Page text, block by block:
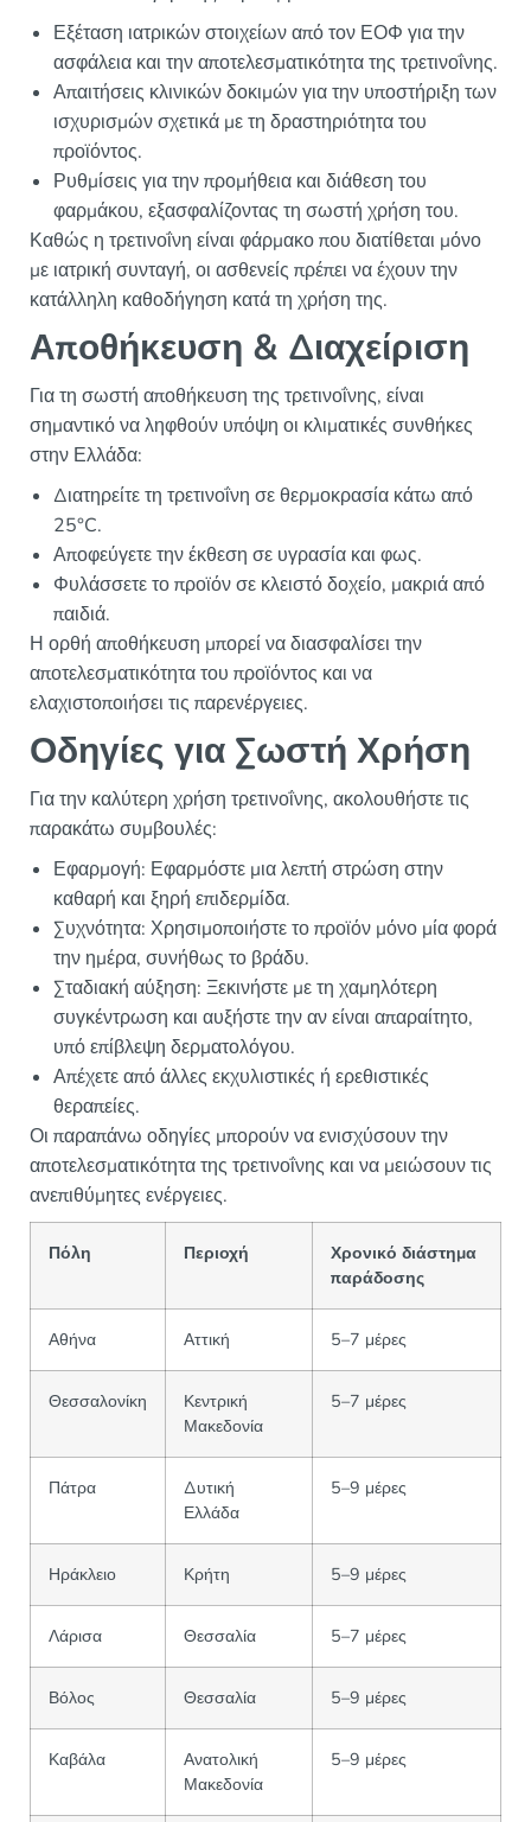
Εξέταση ιατρικών στοιχείων από τον ΕΟΦ για την
ασφάλεια και την αποτελεσματικότητα της τρετινοΐνης.
Απαιτήσεις κλινικών δοκιμών για την υποστήριξη των
ισχυρισμών σχετικά με τη δραστηριότητα του
προϊόντος.
Ρυθμίσεις για την προμήθεια και διάθεση του
φαρμάκου, εξασφαλίζοντας τη σωστή χρήση του.
Καθώς η τρετινοΐνη είναι φάρμακο που διατίθεται μόνο
με ιατρική συνταγή, οι ασθενείς πρέπει να έχουν την
κατάλληλη καθοδήγηση κατά τη χρήση της.
Αποθήκευση & Διαχείριση
Για τη σωστή αποθήκευση της τρετινοΐνης, είναι
σημαντικό να ληφθούν υπόψη οι κλιματικές συνθήκες
στην Ελλάδα:
Διατηρείτε τη τρετινοΐνη σε θερμοκρασία κάτω από
25°C.
Αποφεύγετε την έκθεση σε υγρασία και φως.
Φυλάσσετε το προϊόν σε κλειστό δοχείο, μακριά από
παιδιά.
Η ορθή αποθήκευση μπορεί να διασφαλίσει την
αποτελεσματικότητα του προϊόντος και να
ελαχιστοποιήσει τις παρενέργειες.
Οδηγίες για Σωστή Χρήση
Για την καλύτερη χρήση τρετινοΐνης, ακολουθήστε τις
παρακάτω συμβουλές:
Εφαρμογή: Εφαρμόστε μια λεπτή στρώση στην
καθαρή και ξηρή επιδερμίδα.
Συχνότητα: Χρησιμοποιήστε το προϊόν μόνο μία φορά
την ημέρα, συνήθως το βράδυ.
Σταδιακή αύξηση: Ξεκινήστε με τη χαμηλότερη
συγκέντρωση και αυξήστε την αν είναι απαραίτητο,
υπό επίβλεψη δερματολόγου.
Απέχετε από άλλες εκχυλιστικές ή ερεθιστικές
θεραπείες.
Οι παραπάνω οδηγίες μπορούν να ενισχύσουν την
αποτελεσματικότητα της τρετινοΐνης και να μειώσουν τις
ανεπιθύμητες ενέργειες.
Πόλη Περιοχή
Χρονικό διάστημα
παράδοσης
Αθήνα Αττική 5–7 μέρες
Θεσσαλονίκη
Κεντρική
Μακεδονία
5–7 μέρες
Πάτρα
Δυτική
Ελλάδα
5–9 μέρες
Ηράκλειο Κρήτη 5–9 μέρες
Λάρισα Θεσσαλία 5–7 μέρες
Βόλος Θεσσαλία 5–9 μέρες
Καβάλα
Ανατολική
Μακεδονία
5–9 μέρες